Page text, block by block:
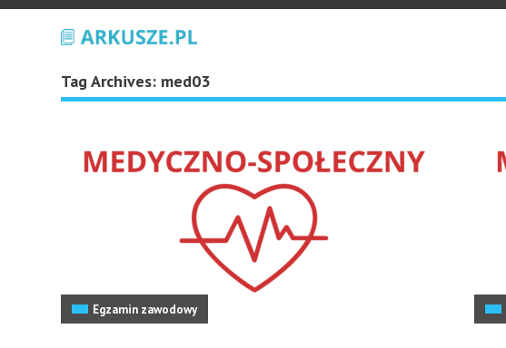
Tag Archives: med03
Egzamin zawodowy